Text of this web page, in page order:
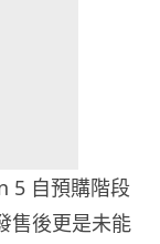
5 自預購階段
售後更是未能